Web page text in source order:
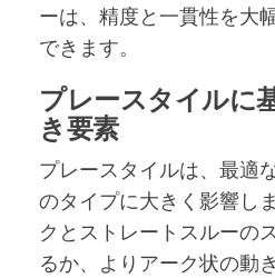
ーは、精度と一貫性を大
できます。
プレースタイルに
き要素
プレースタイルは、最適
のタイプに大きく影響し
クとストレートスルーの
るか、よりアーク状の動